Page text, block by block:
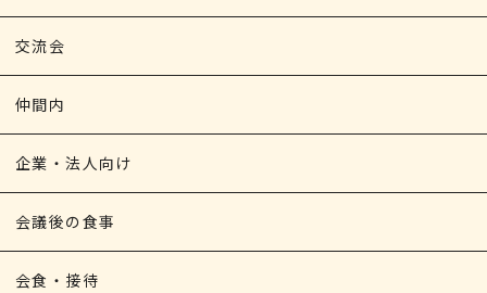
交流会
仲間内
企業・法人向け
会議後の食事
会食・接待